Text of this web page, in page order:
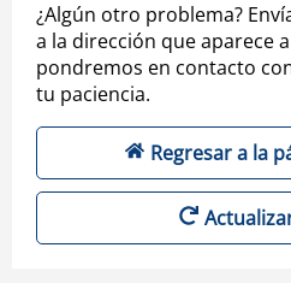
¿Algún otro problema?
a la dirección que aparece
pondremos en contacto
tu paciencia.
Regresar a la